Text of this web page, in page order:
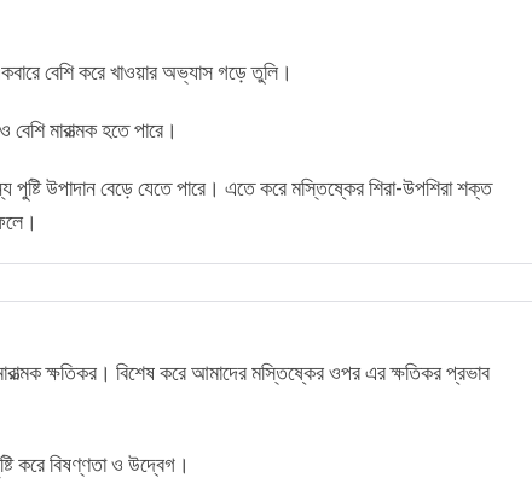
বেশি করে খাওয়ার অভ্যাস গড়ে তুলি।
মারাত্মক হতে পারে।
উপাদান বেড়ে যেতে পারে। এতে করে মস্তিষ্কের শিরা-উপশিরা শক্ত
ক্ষতিকর। বিশেষ করে আমাদের মস্তিষ্কের ওপর এর ক্ষতিকর প্রভাব
করে বিষণ্ণতা ও উদ্বেগ।